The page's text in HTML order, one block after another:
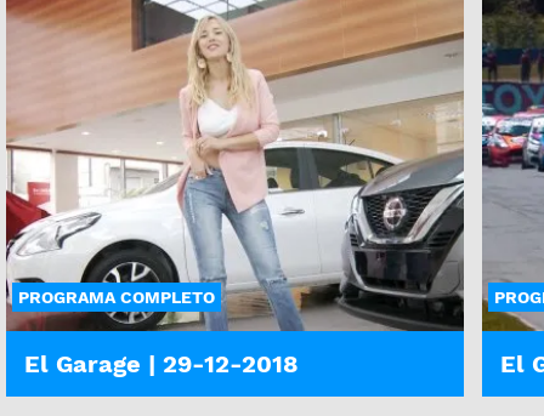
PROGRAMA COMPLETO
El Garage | 29-12-2018 El